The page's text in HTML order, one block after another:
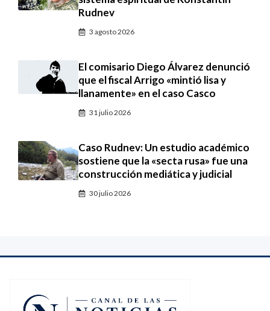
Rudnev
3 agosto 2026
El comisario Diego Álvarez denunció
que el fiscal Arrigo «mintió lisa y
llanamente» en el caso Casco
31 julio 2026
Caso Rudnev: Un estudio académico
sostiene que la «secta rusa» fue una
construcción mediática y judicial
30 julio 2026